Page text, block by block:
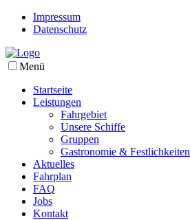
Impressum
Datenschutz
Menü
Startseite
Leistungen
Fahrgebiet
Unsere Schiffe
Gruppen
Gastronomie & Festlichkeiten
Aktuelles
Fahrplan
FAQ
Jobs
Kontakt